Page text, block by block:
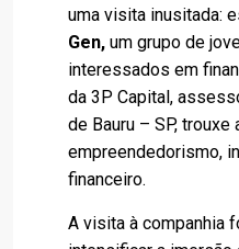
uma visita inusitada:
Gen, um grupo de
interessados em
da 3P Capital,
de Bauru – SP,
empreendedorismo,
financeiro.
A visita à companhia